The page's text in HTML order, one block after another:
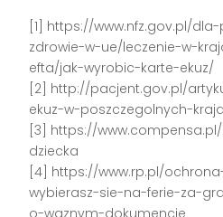
[1] https://www.nfz.gov.pl/
zdrowie-w-ue/leczenie-w-
efta/jak-wyrobic-karte-ekuz/
[2] http://pacjent.gov.pl/
ekuz-w-poszczegolnych-
[3] https://
dziecka
[4] https://www.rp.pl/
wybierasz-sie-na-ferie-za-